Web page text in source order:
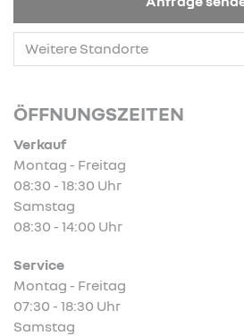
ÖFFNUNGSZEITEN
Verkauf
Montag - Freitag
08:30 - 18:30 Uhr
Samstag
08:30 - 14:00 Uhr
Service
Montag - Freitag
07:30 - 18:30 Uhr
Samstag